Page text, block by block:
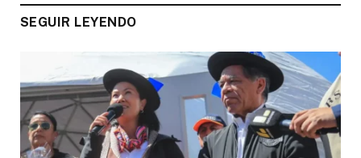
SEGUIR LEYENDO